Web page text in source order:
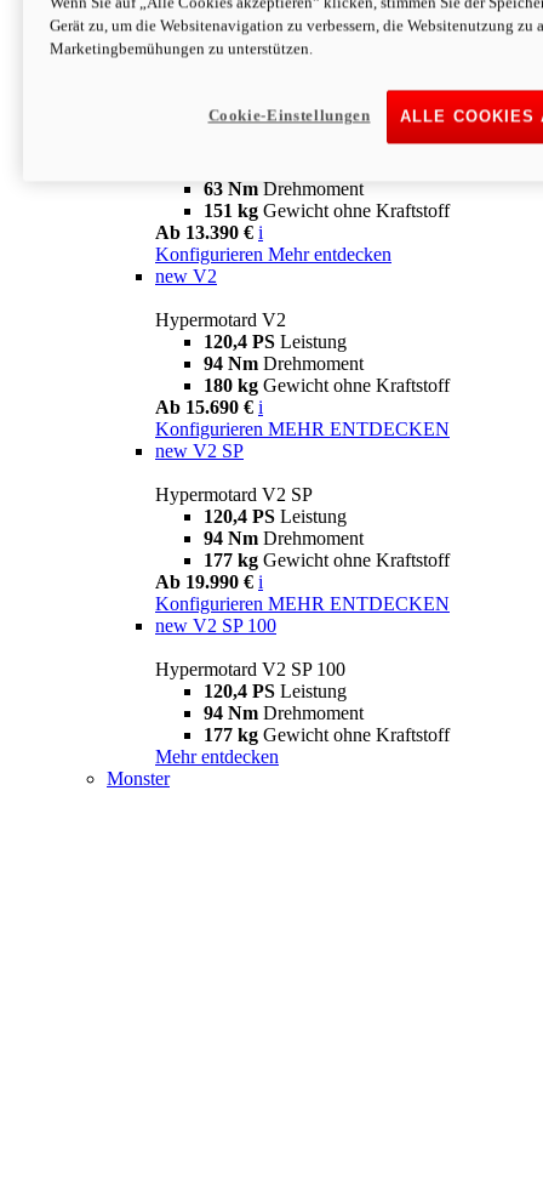
63 NmDrehmoment
151 kgGewicht ohne Kraftstoff
Ab 13.890 € i
63 Nm Drehmoment
151 kg Gewicht ohne Kraftstoff
Ab 13.390 € i
Konfigurieren Mehr entdecken
new V2
Hypermotard V2
120,4 PS Leistung
94 Nm Drehmoment
180 kg Gewicht ohne Kraftstoff
Ab 15.690 € i
Konfigurieren MEHR ENTDECKEN
new V2 SP
Hypermotard V2 SP
120,4 PS Leistung
94 Nm Drehmoment
177 kg Gewicht ohne Kraftstoff
Ab 19.990 € i
Konfigurieren MEHR ENTDECKEN
new V2 SP 100
Hypermotard V2 SP 100
120,4 PS Leistung
94 Nm Drehmoment
177 kg Gewicht ohne Kraftstoff
Mehr entdecken
Monster
Gerät zu, um die Websitenavigation zu verbessern, die Websitenutzung zu
Marketingbemühungen zu unterstützen.
ALLE COOKIES
Cookie-Einstellungen